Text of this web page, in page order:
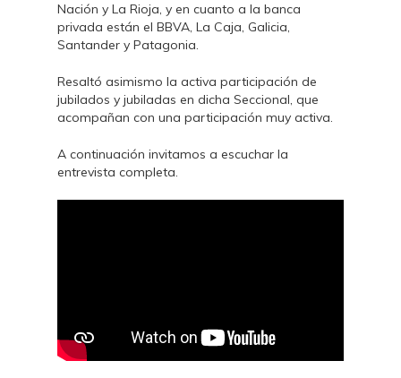
Nación y La Rioja, y en cuanto a la banca
privada están el BBVA, La Caja, Galicia,
Santander y Patagonia.
Resaltó asimismo la activa participación de
jubilados y jubiladas en dicha Seccional, que
acompañan con una participación muy activa.
A continuación invitamos a escuchar la
entrevista completa.